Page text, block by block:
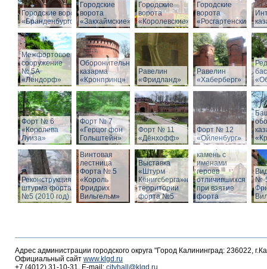
Городские ворота
«Бранденбургские»
Городские
ворота
«Закхаймские»
Городские
ворота
«Королевские»
Городские
ворота
«Росгартенские»
Межфортовое
сооружение
№ 5А
«Лендорф»
Оборонительная
казарма
«Кронпринц»
Равелин
«Фридланд»
Равелин
«Хаберберг»
Форт № 6
«Королева
Луиза»
Форт № 7
«Герцог фон
Гольштейн»
Форт № 11
«Дёнхофф»
Форт № 12
«Ойленбург»
Реконструкция
штурма форта
№5 (2010 год)
Винтовая
лестница
Форта № 5
«Король
Фридрих
Вильгельм»
Выставка
«Штурм
Кёнигсберга»на
территории
форта №5
Мемориальный
камень с
именами
героев
отличившихся
при взятие
форта
№-
Адрес администрации городского округа "Город Калининград: 236022,
Официальный сайт www.klgd.ru
+7 (4012) 31-10-31, E-mail: cityhall@klgd.ru